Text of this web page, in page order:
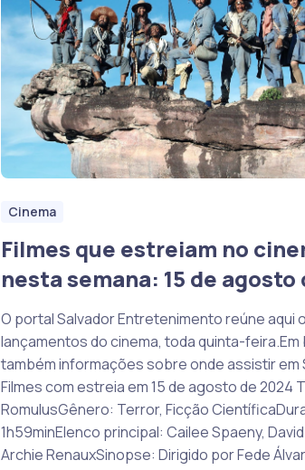
Cinema
Filmes que estreiam no
nesta semana: 15 de agosto
O portal Salvador Entretenimento reúne aqui
lançamentos do cinema, toda quinta-feira.Em
também informações sobre onde assistir em
Filmes com estreia em 15 de agosto de 2024
RomulusGênero: Terror, Ficção
1h59minElenco principal: Cailee Spaeny,
Archie RenauxSinopse: Dirigido por Fede